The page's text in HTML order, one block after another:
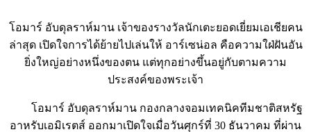
โอมาร์ อับดุลราห์มาน เจ้าของรางวัลนักเตะยอดเยี่ยมเอเชียคน
ล่าสุด เปิดใจการได้ย้ายไปเล่นให้ อาร์เซน่อล คือความใฝ่ฝันอัน
ยิ่งใหญ่อย่างหนึ่งของตน แต่ทุกอย่างขึ้นอยู่กับตามความ
ประสงค์ของพระเจ้า
โอมาร์ อับดุลราห์มาน กองกลางจอมเทคนิคทีมชาติสหรัฐ
อาหรับเอมิเรตส์ ออกมาเปิดใจเมื่อวันศุกร์ที่ 30 ธันวาคม ที่ผ่าน